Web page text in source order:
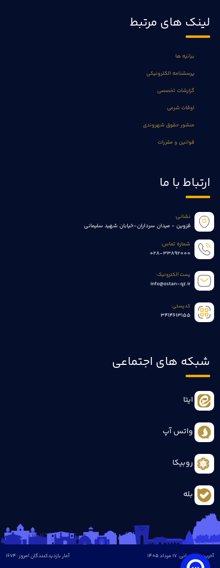
لینک های مرتبط
بیانیه ها
پرسشنامه الکترونیکی
گزارشات تخصصی
اوقات شرعی
منشور حقوق شهروندی
قوانین و مقررات
ارتباط با ما
نشانی:
قزوین - میدان سرداران-خیابان شهید سلیمانی
شماره تماس:
028-33892000
پست الکترونیک:
info@ostan-qz.ir
کدپستی:
3414613155
شبکه های اجتماعی
ایتا
واتس آپ
روبیکا
بله
آخرین بروزرسانی: 17 مرداد 1405 آمار بازدیدکنندگان امروز :1674